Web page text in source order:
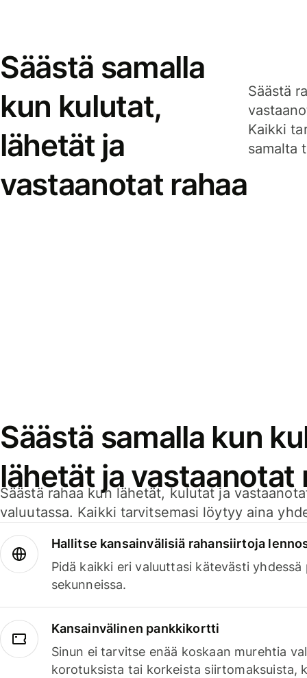
Säästä samalla
kun kulutat,
lähetät ja
vastaanotat rahaa
Säästä
Kaikki
samalta
Säästä samalla kun
lähetät ja vastaanotat
Säästä rahaa kun lähetät, kulutat ja
valuutassa. Kaikki tarvitsemasi löytyy aina
Hallitse kansainvälisiä rahansiirtoja
Pidä kaikki eri valuuttasi kätevästi yhdessä
sekunneissa.
Kansainvälinen pankkikortti
Sinun ei tarvitse enää koskaan murehtia
korotuksista tai korkeista siirtomaksuista,